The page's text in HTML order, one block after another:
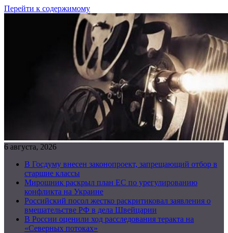
Перейти к содержимому
6 августа, 2026
В Госдуму внесен законопроект, запрещающий отбор в
старшие классы
Мирошник раскрыл план ЕС по урегулированию
конфликта на Украине
Российский посол жестко раскритиковал заявления о
вмешательстве РФ в дела Швейцарии
В России оценили ход расследования теракта на
«Северных потоках»